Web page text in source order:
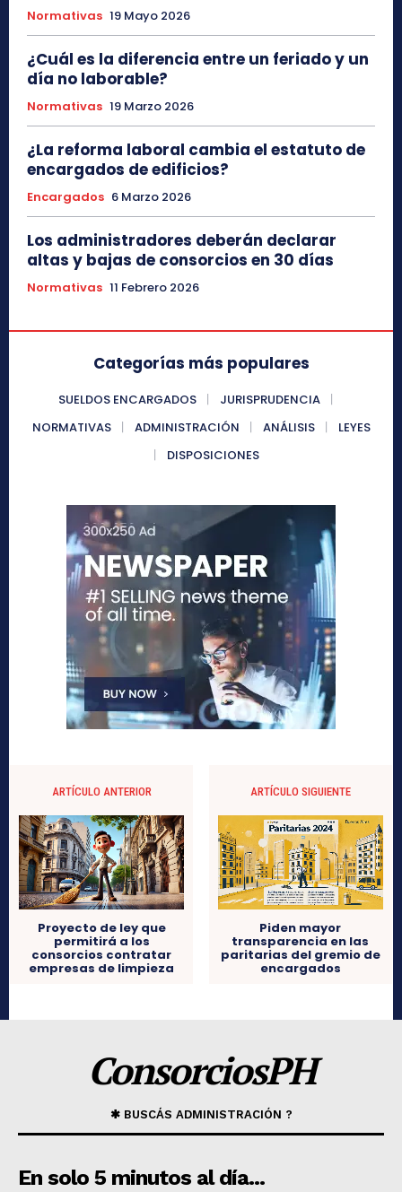
Normativas 19 Mayo 2026
¿Cuál es la diferencia entre un feriado y un
día no laborable?
Normativas 19 Marzo 2026
¿La reforma laboral cambia el estatuto de
encargados de edificios?
Encargados 6 Marzo 2026
Los administradores deberán declarar
altas y bajas de consorcios en 30 días
Normativas 11 Febrero 2026
Categorías más populares
SUELDOS ENCARGADOS
JURISPRUDENCIA
NORMATIVAS
ADMINISTRACIÓN ANÁLISIS
LEYES
DISPOSICIONES
ARTÍCULO ANTERIOR
Proyecto de ley que
permitirá a los
consorcios contratar
empresas de limpieza
ARTÍCULO SIGUIENTE
Piden mayor
transparencia en las
paritarias del gremio de
encargados
ConsorciosPH
✱ BUSCÁS ADMINISTRACIÓN ?
En solo 5 minutos al día...